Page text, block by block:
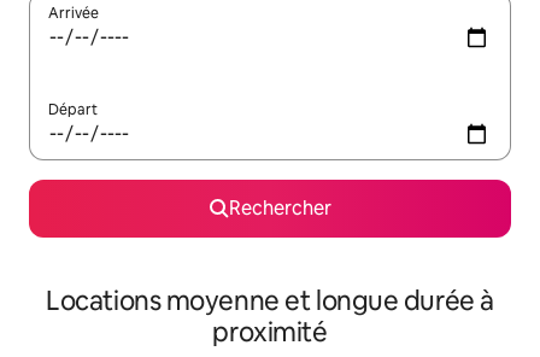
Arrivée
Départ
Rechercher
Locations moyenne et longue durée à
proximité